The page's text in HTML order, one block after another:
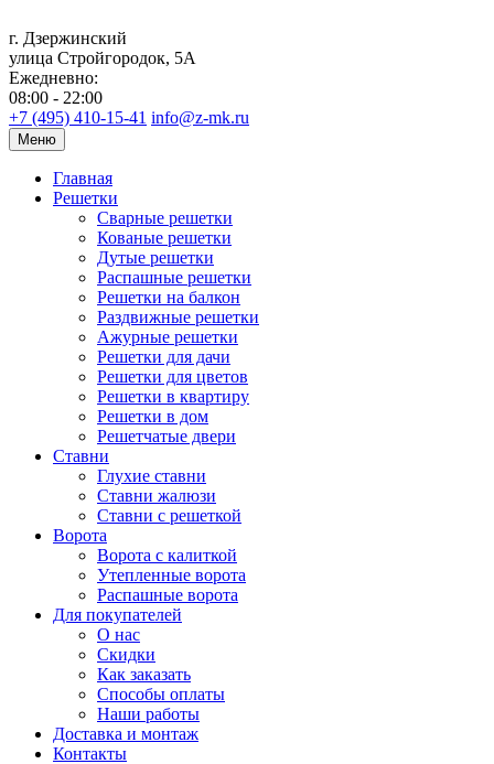
г. Дзержинский
улица Стройгородок, 5А
Ежедневно:
08:00 - 22:00
+7 (495) 410-15-41 info@z-mk.ru
Меню
Главная
Решетки
Сварные решетки
Кованые решетки
Дутые решетки
Распашные решетки
Решетки на балкон
Раздвижные решетки
Ажурные решетки
Решетки для дачи
Решетки для цветов
Решетки в квартиру
Решетки в дом
Решетчатые двери
Ставни
Глухие ставни
Ставни жалюзи
Ставни с решеткой
Ворота
Ворота с калиткой
Утепленные ворота
Распашные ворота
Для покупателей
О нас
Скидки
Как заказать
Способы оплаты
Наши работы
Доставка и монтаж
Контакты